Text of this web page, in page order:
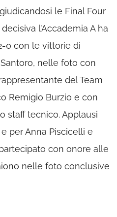
le Final Four
l’Accademia A ha
0 con le vittorie di
nelle foto con
del Team
Remigio Burzio e con
staff tecnico. Applausi
per Anna Piscicelli e
con onore alle
nelle foto conclusive